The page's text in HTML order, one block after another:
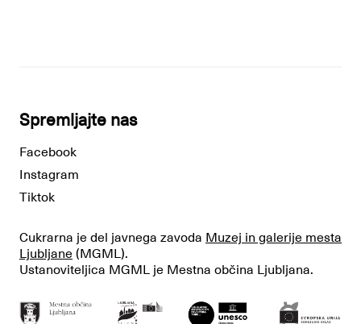
Spremljajte nas
Facebook
Instagram
Tiktok
Cukrarna je del javnega zavoda Muzej in galerije mesta
Ljubljane (MGML).
Ustanoviteljica MGML je Mestna občina Ljubljana.